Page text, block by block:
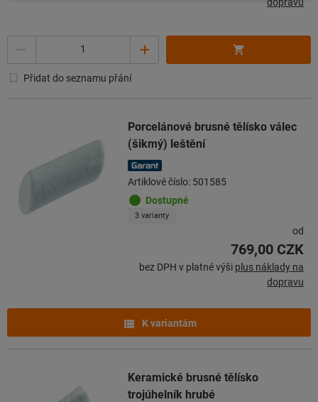
Přidat do seznamu přání
Porcelánové brusné tělísko válec
(šikmý) leštění
Artiklové číslo: 501585
Dostupné
3 varianty
od
769,00 CZK
bez DPH v platné výši plus náklady na
dopravu
K variantám
Keramické brusné tělísko
trojúhelník hrubé